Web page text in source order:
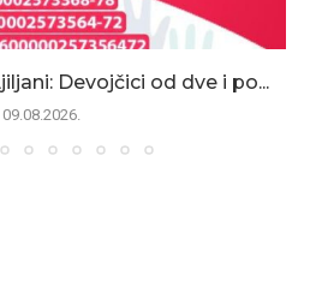
Devojčici od dve i po...
09.08.2026.